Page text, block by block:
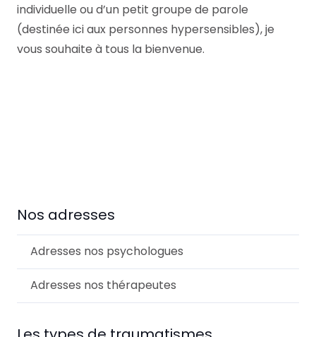
individuelle ou d’un petit groupe de parole
(destinée ici aux personnes hypersensibles), je
vous souhaite à tous la bienvenue.
Nos adresses
Adresses nos psychologues
Adresses nos thérapeutes